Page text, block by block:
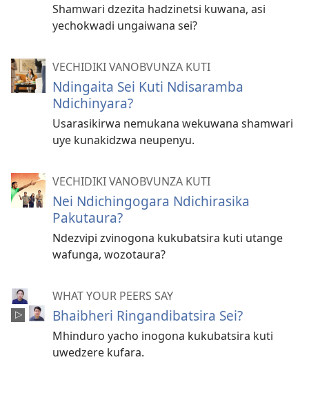
Shamwari dzezita hadzinetsi kuwana, asi
yechokwadi ungaiwana sei?
VECHIDIKI VANOBVUNZA KUTI
Ndingaita Sei Kuti Ndisaramba
Ndichinyara?
Usarasikirwa nemukana wekuwana shamwari
uye kunakidzwa neupenyu.
VECHIDIKI VANOBVUNZA KUTI
Nei Ndichingogara Ndichirasika
Pakutaura?
Ndezvipi zvinogona kukubatsira kuti utange
wafunga, wozotaura?
WHAT YOUR PEERS SAY
Bhaibheri Ringandibatsira Sei?
Mhinduro yacho inogona kukubatsira kuti
uwedzere kufara.